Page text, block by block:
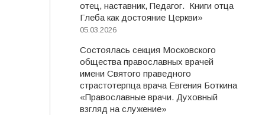
отец, наставник, Педагог. Книги отца
Глеба как достояние Церкви»
05.03.2026
Состоялась секция Московского
общества православных врачей
имени Святого праведного
страстотерпца врача Евгения Боткина
«Православные врачи. Духовный
взгляд на служение»